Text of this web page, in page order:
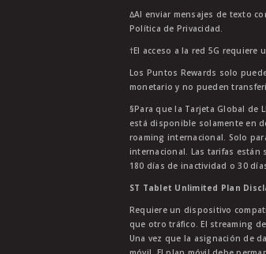
∆Al enviar mensajes de texto
Política de Privacidad.
†El acceso a la red 5G
Los Puntos Rewards solo
monetario y no pueden
§Para que la Tarjeta Global de
está disponible solamente en
roaming internacional. Solo
internacional. Las tarifas están
180 días de inactividad o 30
ST Tablet Unlimited Plan
Requiere un dispositivo
que otro tráfico. El streaming
Una vez que la asignación de